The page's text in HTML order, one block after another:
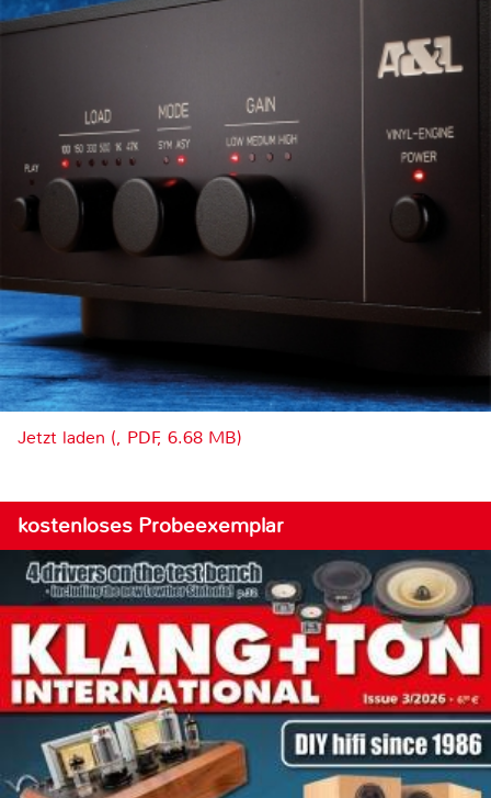
Jetzt laden (, PDF, 6.68 MB)
kostenloses Probeexemplar